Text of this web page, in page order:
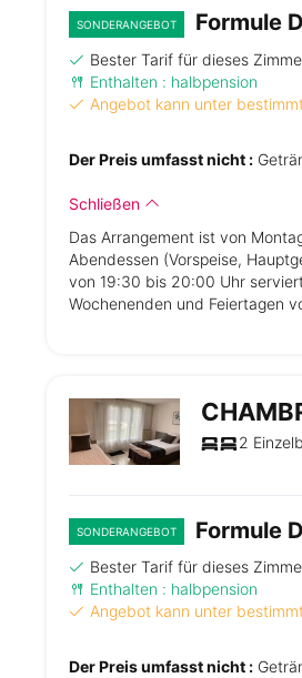
SONDERANGEBOT Formule
Bester Tarif für dieses
Enthalten : halbpension
Angebot kann unter
Der Preis umfasst nicht :
Schließen
Das Arrangement ist von
Abendessen (Vorspeise,
von 19:30 bis 20:00 Uhr
Wochenenden und Feiertagen
2
SONDERANGEBOT Formule
Bester Tarif für dieses
Enthalten : halbpension
Angebot kann unter
Der Preis umfasst nicht :